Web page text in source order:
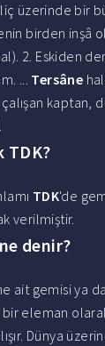
üzerinde bir
birden inşâ
2. Eskiden
... Tersâne
kaptan,
TDK?
TDK'de
verilmiştir.
denir?
ait gemisi ya
eleman
Dünya